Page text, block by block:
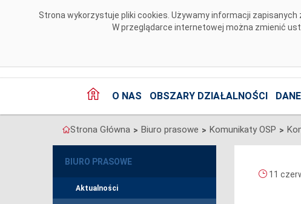
Strona wykorzystuje pliki cookies. Używamy informacji
W przeglądarce internetowej można zmienić
O NAS OBSZARY DZIAŁALNOŚCI
Strona Główna > Biuro prasowe > Komunikaty OSP >
BIURO PRASOWE
Aktualności
11